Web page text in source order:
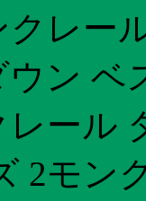
レー
ン ベ
レール
2モン